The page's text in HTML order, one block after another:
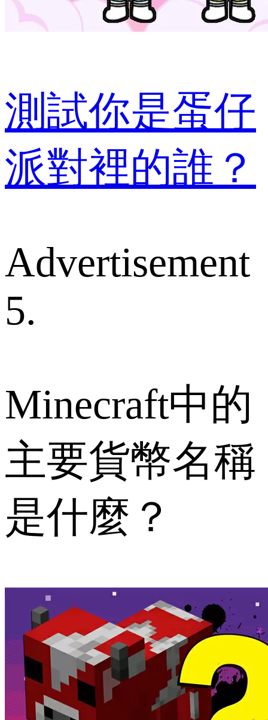
測試你是蛋仔
派對裡的誰？
Advertisement
5.
Minecraft中的
主要貨幣名稱
是什麼？